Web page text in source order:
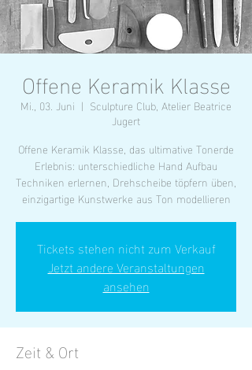
Offene Keramik Klasse
Mi., 03. Juni
  |
Sculpture Club, Atelier Beatrice
Jugert
Offene Keramik Klasse, das ultimative Tonerde
Erlebnis: unterschiedliche Hand Aufbau
Techniken erlernen, Drehscheibe töpfern üben,
einzigartige Kunstwerke aus Ton modellieren
Tickets stehen nicht zum Verkauf
Jetzt andere Veranstaltungen
ansehen
Zeit & Ort